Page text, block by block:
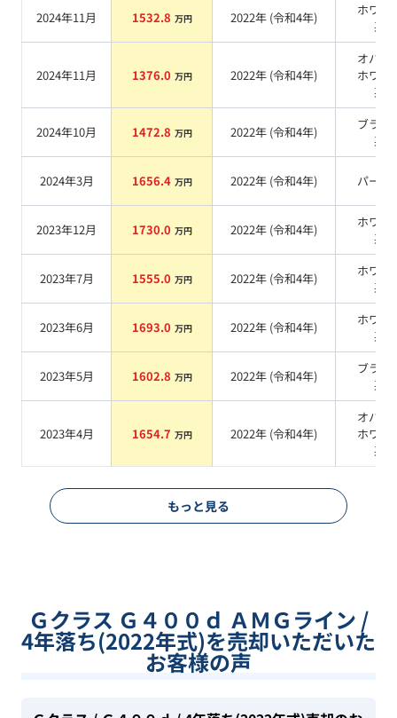
2024年11月 1532.8 万円 2022年 (令和4年)
ホワイ
系
2024年11月 1376.0 万円 2022年 (令和4年)
オパリ
ホワイ
系
2024年10月 1472.8 万円 2022年 (令和4年)
ブラッ
系
2024年3月 1656.4 万円 2022年 (令和4年) パール
2023年12月 1730.0 万円 2022年 (令和4年)
ホワイ
系
2023年7月 1555.0 万円 2022年 (令和4年)
ホワイ
系
2023年6月 1693.0 万円 2022年 (令和4年)
ホワイ
系
2023年5月 1602.8 万円 2022年 (令和4年)
ブラッ
系
2023年4月 1654.7 万円 2022年 (令和4年)
オパリ
ホワイ
系
もっと見る
Ｇクラス Ｇ４００ｄ ＡＭＧライン /
4年落ち(2022年式)を売却いただいた
お客様の声